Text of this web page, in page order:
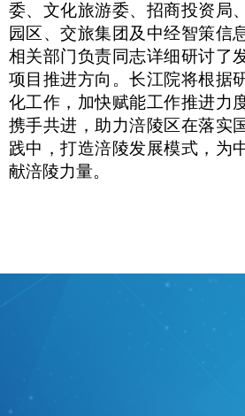
委、文化旅游委、招商投资局
园区、交旅集团 及 中经智策信
相关部门负责同志详细研讨了
项目推进方向。长江院将根据
化工作，加快赋能工作推进力
携手共进，助力涪陵区在落实
践中，打造涪陵发展模式，为
献涪陵力量。